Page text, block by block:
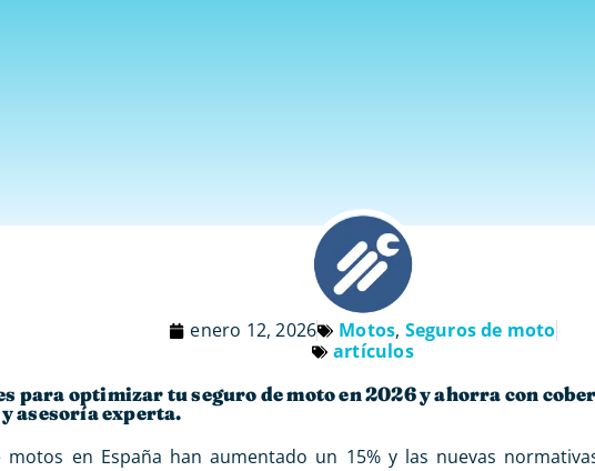
enero 12, 2026 Motos, Seguros de moto
artículos
para optimizar tu seguro de moto en 2026 y ahorra con
asesoría experta.
en España han aumentado un 15% y las nuevas